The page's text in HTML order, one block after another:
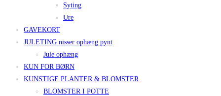
Syting
Ure
GAVEKORT
JULETING nisser ophæng pynt
Jule ophæng
KUN FOR BØRN
KUNSTIGE PLANTER & BLOMSTER
BLOMSTER I POTTE